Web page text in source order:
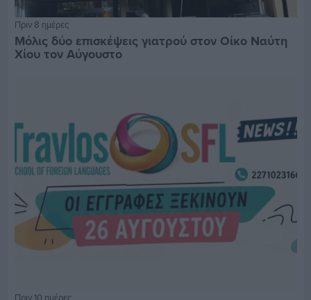
Πριν 8 ημέρες
Μόλις δύο επισκέψεις γιατρού στον Οίκο Ναύτη
Χίου τον Αύγουστο
Πριν 10 ημέρες